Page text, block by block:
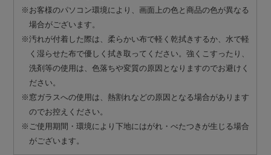
※お客様のパソコン環境により、画面上の色と商品の色が異なる
場合がございます。
※汚れが付着した際は、柔らかい布で軽く乾拭きするか、水で軽
く湿らせた布で優しく拭き取ってください。強くこすったり、
洗剤等の使用は、色落ちや変質の原因となりますのでお避けく
ださい。
※窓ガラスへの使用は、熱割れなどの原因となる場合があります
のでお控えください。
※ご使用期間・環境により下地にはがれ・べたつきが生じる場合
がございます。